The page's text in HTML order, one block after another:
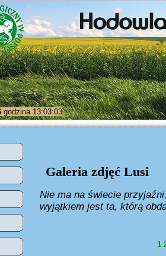
godzina 13:03:03
Galeria zdjęć Lusi
Nie ma na świecie
wyjątkiem jest ta, którą
1